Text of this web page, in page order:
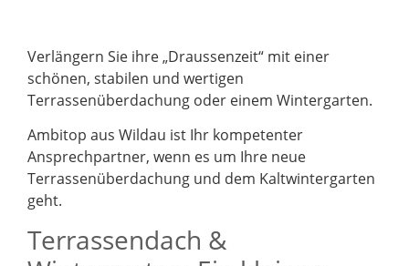
Verlängern Sie ihre „Draussenzeit“ mit einer
schönen, stabilen und wertigen
Terrassenüberdachung oder einem Wintergarten.
Ambitop aus Wildau ist Ihr kompetenter
Ansprechpartner, wenn es um Ihre neue
Terrassenüberdachung und dem Kaltwintergarten
geht.
Terrassendach &